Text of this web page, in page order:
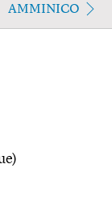
AMMINICO